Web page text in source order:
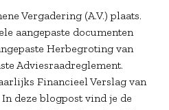
Vergadering (A.V.) plaats.
aangepaste documenten
Herbegroting van
Adviesraadreglement.
Financieel Verslag van
deze blogpost vind je de